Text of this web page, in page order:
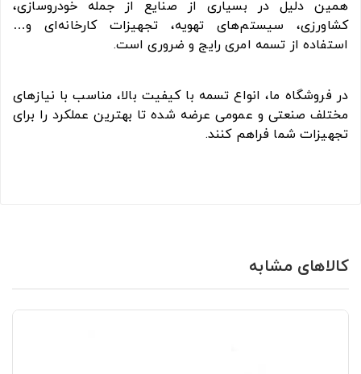
همین دلیل در بسیاری از صنایع از جمله خودروسازی،
کشاورزی، سیستم‌های تهویه، تجهیزات کارخانه‌ای و…
استفاده از تسمه امری رایج و ضروری است.
در فروشگاه ما، انواع تسمه با کیفیت بالا، مناسب با نیازهای
مختلف صنعتی و عمومی عرضه شده تا بهترین عملکرد را برای
تجهیزات شما فراهم کنند.
کالاهای مشابه